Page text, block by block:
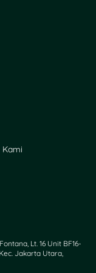
Lt. 16 Unit BF16-
Jakarta Utara,